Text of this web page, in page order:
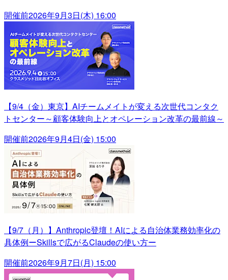
開催前2026年9月3日(木) 16:00
【9/4（金）東京】AIチームメイトが変える次世代コンタク
トセンター～顧客体験向上とオペレーション改革の最前線～
開催前2026年9月4日(金) 15:00
【9/7（月）】Anthropic登壇！AIによる自治体業務効率化の
具体例ーSkillsで広がるClaudeの使い方ー
開催前2026年9月7日(月) 15:00